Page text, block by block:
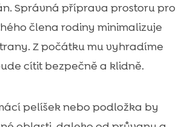
Správná příprava prostoru pro
člena rodiny minimalizuje
Z počátku mu vyhradíme
cítit bezpečně a klidně.
pelíšek nebo podložka by